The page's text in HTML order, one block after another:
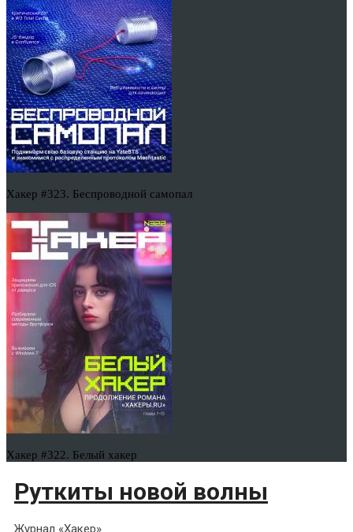
Хакер #323. Беспроводной самопал
Хакер #322. Белый хакер
Руткиты новой волны
Журнал «Хакер»